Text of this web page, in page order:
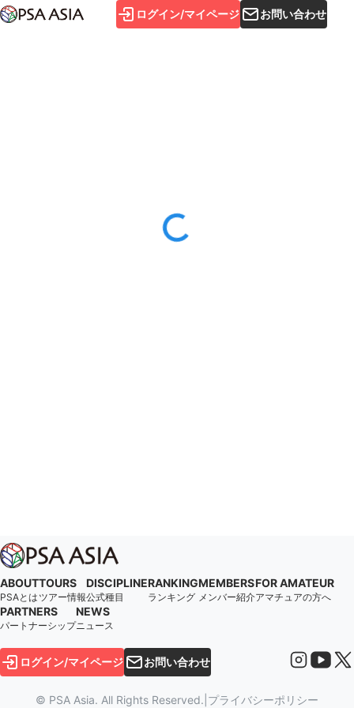
ログイン/マイページ お問い合わせ
ABOUT
PSAとは
TOURS
ツアー情報
DISCIPLINE
公式種目
RANKING
ランキング
MEMBERS
メンバー紹介
FOR AMATEUR
アマチュアの方へ
PARTNERS
パートナーシップ
NEWS
ニュース
ログイン/マイページ お問い合わせ
© PSA Asia. All Rights Reserved. プライバシーポリシー